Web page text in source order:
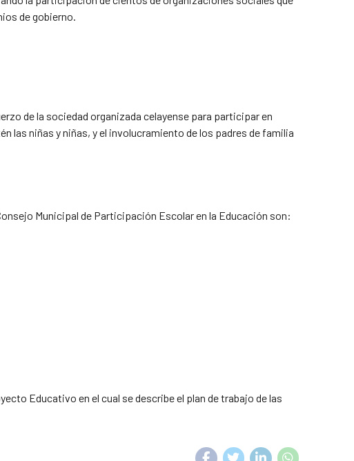
de gobierno.
de la sociedad organizada celayense para participar en
las niñas y niñas, y el involucramiento de los padres de familia
Municipal de Participación Escolar en la Educación son:
Educativo en el cual se describe el plan de trabajo de las